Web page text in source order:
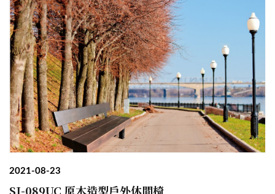
2021-08-23
SJ-089UC 原木造型戶外休閒椅